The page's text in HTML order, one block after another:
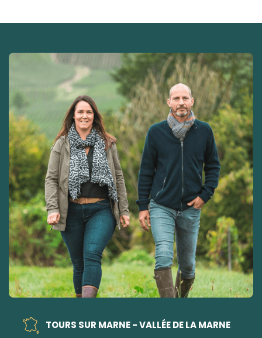
TOURS SUR MARNE - VALLÉE DE LA MARNE